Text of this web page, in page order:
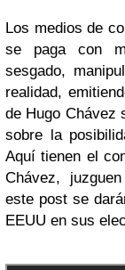
Los medios de
se paga con
sesgado,
realidad,
de Hugo Chávez
sobre la
Aquí tienen el
Chávez,
este post se
EEUU en sus